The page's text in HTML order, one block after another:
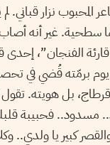
المحبوب نزار قباني.
سطحية. غير أنه
الفنجان”، إحدى
برمّته قُضي في
بل هويته. تقول
فحبيبة
كبير يا ولدي..